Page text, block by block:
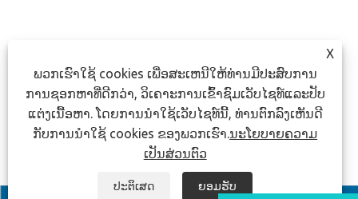
X
ພວກເຮົາໃຊ້ cookies ເພື່ອສະເຫນີໃຫ້ທ່ານມີປະສົບການ
ການຊອກຫາທີ່ດີກວ່າ, ວິເຄາະການເຂົ້າຊົມເວັບໄຊທ໌ແລະປັບ
ແຕ່ງເນື້ອຫາ. ໂດຍການນໍາໃຊ້ເວັບໄຊທ໌ນີ້, ທ່ານຕົກລົງເຫັນດີ
ກັບການນໍາໃຊ້ cookies ຂອງພວກເຮົາ.ນະໂຍບາຍຄວາມ
ເປັນສ່ວນຕົວ
ປະຕິເສດ ຍອມຮັບ